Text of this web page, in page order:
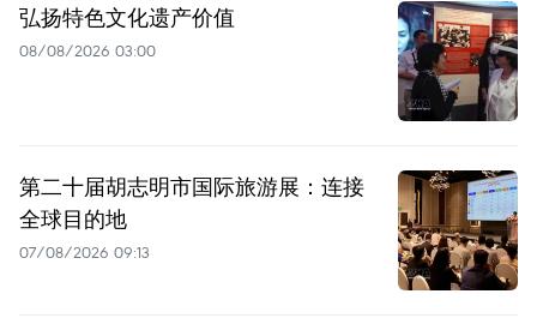
弘扬特色文化遗产价值
08/08/2026 03:00
第二十届胡志明市国际旅游展：连接
全球目的地
07/08/2026 09:13